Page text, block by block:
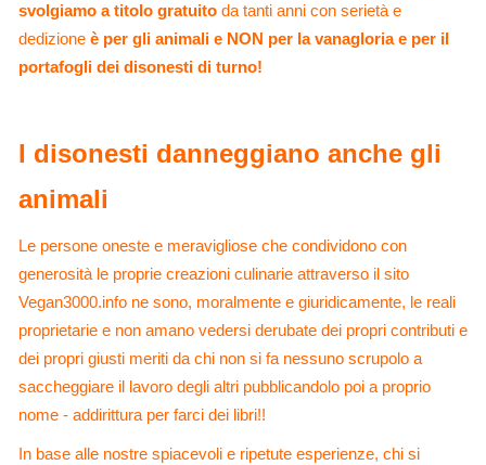
svolgiamo a titolo gratuito da tanti anni con serietà e
dedizione è per gli animali e NON per la vanagloria e per il
portafogli dei disonesti di turno!
I disonesti danneggiano anche gli
animali
Le persone oneste e meravigliose che condividono con
generosità le proprie creazioni culinarie attraverso il sito
Vegan3000.info ne sono, moralmente e giuridicamente, le reali
proprietarie e non amano vedersi derubate dei propri contributi e
dei propri giusti meriti da chi non si fa nessuno scrupolo a
saccheggiare il lavoro degli altri pubblicandolo poi a proprio
nome - addirittura per farci dei libri!!
In base alle nostre spiacevoli e ripetute esperienze, chi si